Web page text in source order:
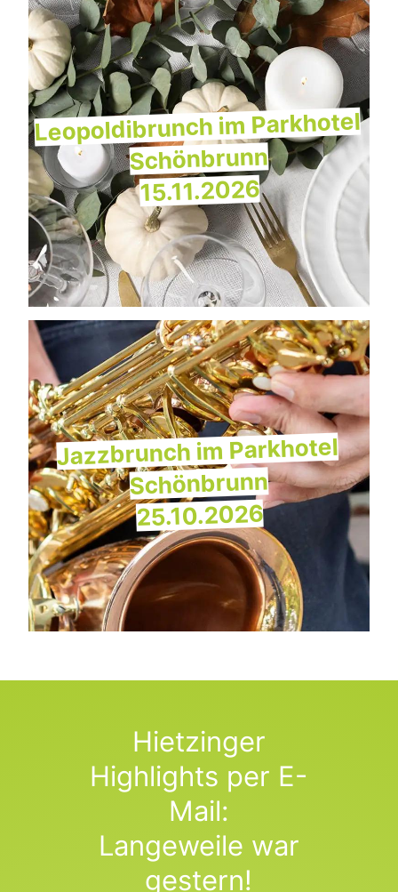
Leopoldibrunch im Parkhotel
Schönbrunn
15.11.2026
Jazzbrunch im Parkhotel
Schönbrunn
25.10.2026
Hietzinger
Highlights per E-
Mail:
Langeweile war
gestern!